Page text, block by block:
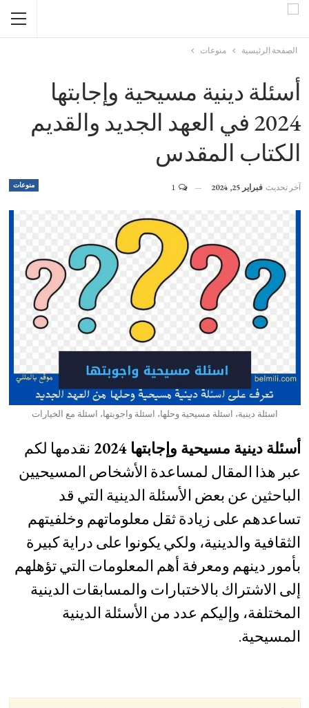
الصفحة الرئيسية منوعات
أسئلة دينية مسيحية وإجابتها
2024 في العهد الجديد والقديم
الكتاب المقدس
منوعات آخر تحديثفبراير 25, 2024 1
اسئلة دينية، اسئلة مسيحية وحلها، اسئلة واجوبتها، اسئلة مع الخيارات
أسئلة دينية مسيحية وإجابتها 2024
نقدمها لكم
عبر هذا المقال لمساعدة الأشخاص المسيحيين
الباحثين عن بعض الأسئلة الدينية التي قد
تساعدهم على زيادة ثقل معلوماتهم وخلفيتهم
الثقافية والدينية، ولكي يكونوا على دراية كبيرة
بأمور دينهم ومعرفة أهم المعلومات التي تؤهلهم
إلى الاشتراك بالاختبارات والمسابقات الدينية
المختلفة، وإليكم عدد من الأسئلة الدينية
المسيحية.